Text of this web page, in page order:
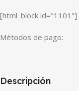
[html_block id="1101"]
Métodos de pago:
Descripción